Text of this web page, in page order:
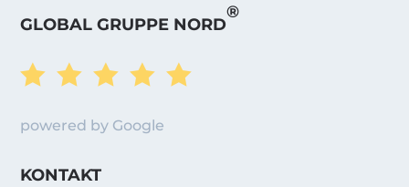
GLOBAL GRUPPE NORD
®
    
powered by Google
KONTAKT